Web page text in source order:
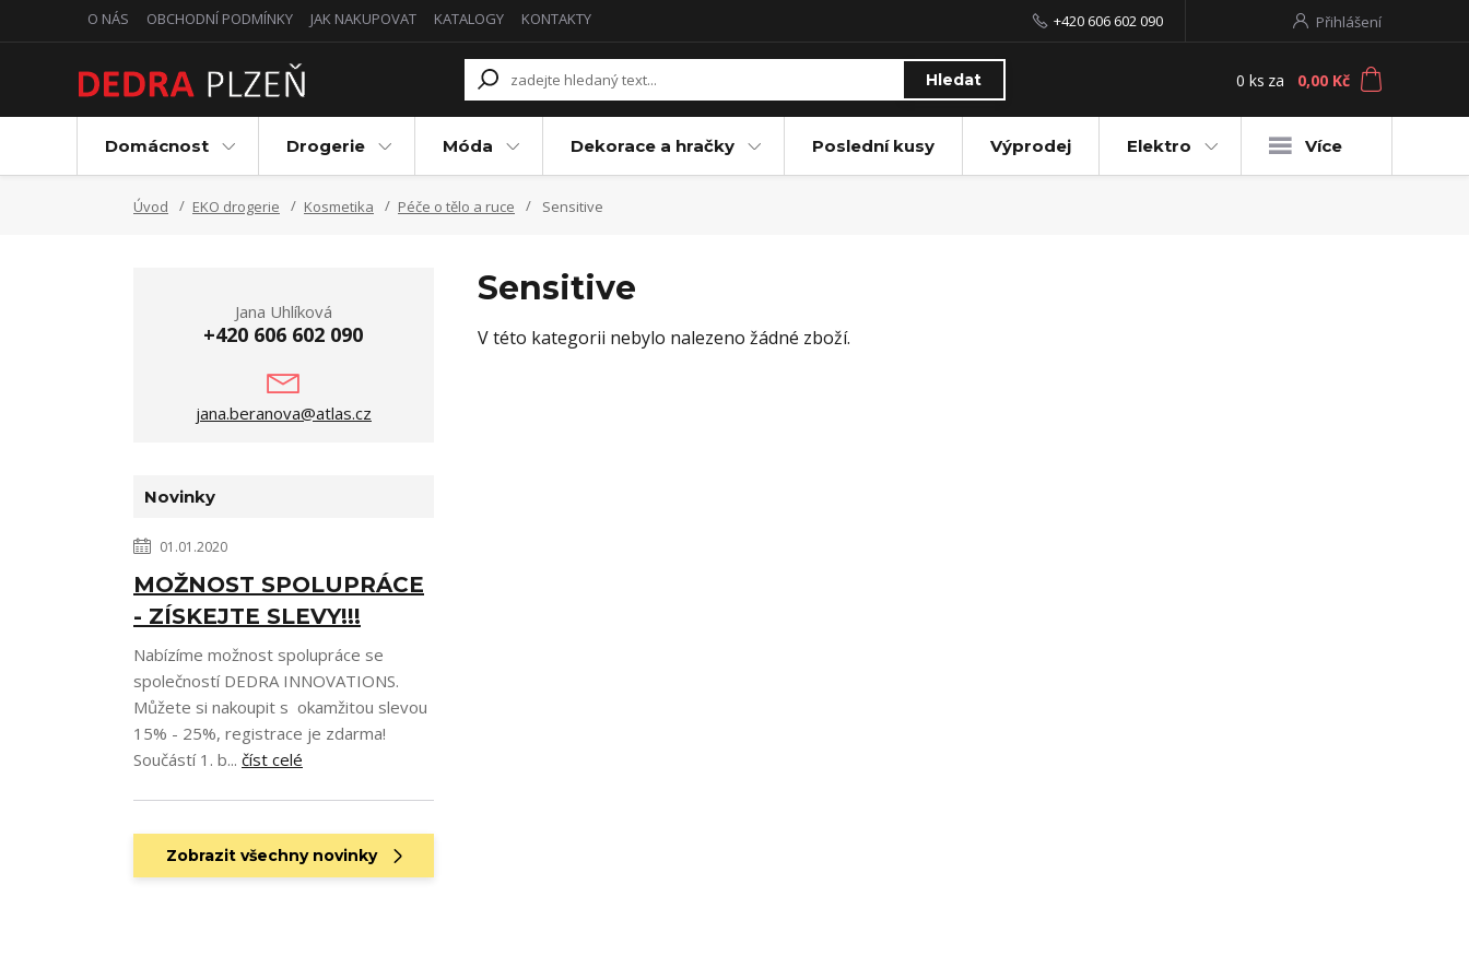
O NÁS OBCHODNÍ PODMÍNKY JAK NAKUPOVAT KATALOGY KONTAKTY Přihlášení
Hledat
+420 606 602 090
0 ks za 0,00 Kč
Domácnost Drogerie Móda Dekorace a hračky Poslední kusy Výprodej Elektro Více
Úvod EKO drogerie Kosmetika Péče o tělo a ruce Sensitive
Sensitive
V této kategorii nebylo nalezeno žádné zboží.
Jana Uhlíková
+420 606 602 090
jana.beranova@atlas.cz
Novinky
01.01.2020
MOŽNOST SPOLUPRÁCE
- ZÍSKEJTE SLEVY!!!
Nabízíme možnost spolupráce se
společností DEDRA INNOVATIONS.
Můžete si nakoupit s okamžitou slevou
15% - 25%, registrace je zdarma!
Součástí 1. b... číst celé
Zobrazit všechny novinky